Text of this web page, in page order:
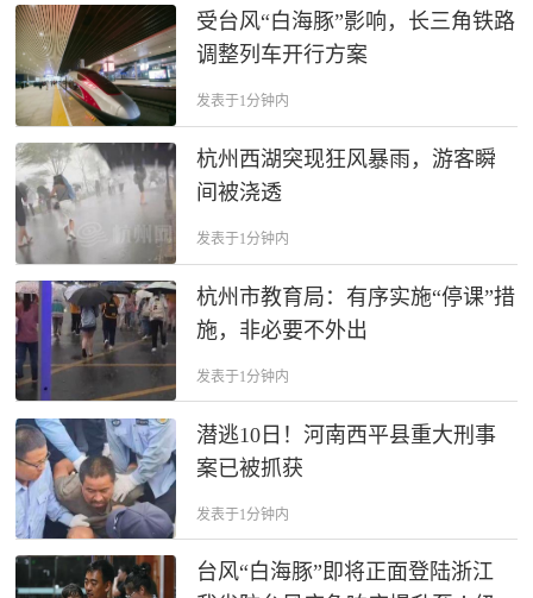
受台风“白海豚”影响，长三角铁路
调整列车开行方案
发表于1分钟内
杭州西湖突现狂风暴雨，游客瞬
间被浇透
发表于1分钟内
杭州市教育局：有序实施“停课”措
施，非必要不外出
发表于1分钟内
潜逃10日！河南西平县重大刑事
案已被抓获
发表于1分钟内
台风“白海豚”即将正面登陆浙江